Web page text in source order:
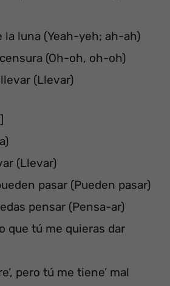
la luna (Yeah-yeh; ah-ah)
(Oh-oh, oh-oh)
(Llevar)
(Llevar)
pasar (Pueden pasar)
pensar (Pensa-ar)
que tú me quieras dar
pero tú me tiene’ mal